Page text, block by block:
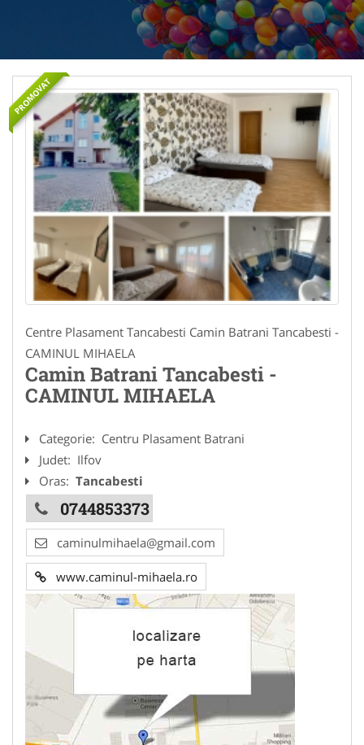
PROMOVAT
Centre Plasament Tancabesti Camin Batrani Tancabesti -
CAMINUL MIHAELA
Camin Batrani Tancabesti -
CAMINUL MIHAELA
Categorie: Centru Plasament Batrani
Judet: Ilfov
Oras: Tancabesti
0744853373
caminulmihaela@gmail.com
www.caminul-mihaela.ro